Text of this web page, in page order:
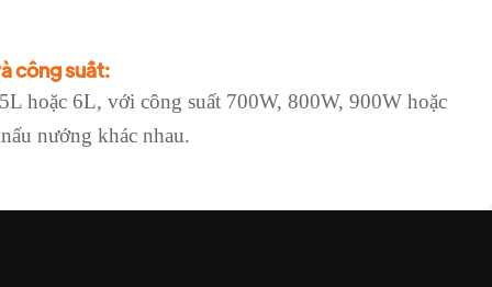
công suất:
hoặc 6L, với công suất 700W, 800W, 900W hoặc
nướng khác nhau.